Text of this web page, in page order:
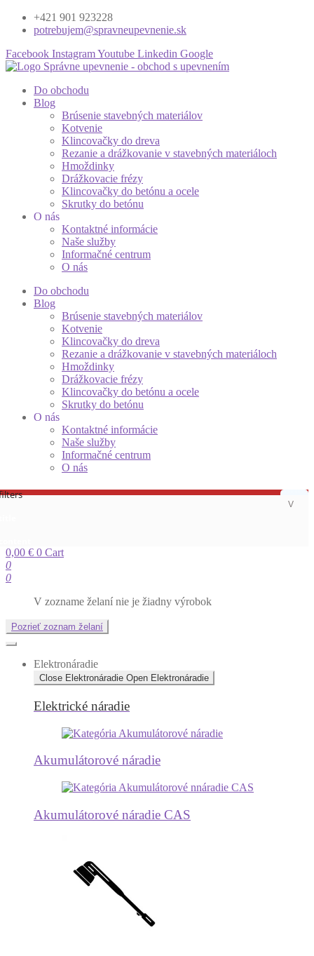
+421 901 923228
potrebujem@spravneupevnenie.sk
Facebook InstagramYoutube Linkedin Google
Do obchodu
Blog
Brúsenie stavebných materiálov
Kotvenie
Klincovačky do dreva
Rezanie a drážkovanie v stavebných materiáloch
Hmoždinky
Drážkovacie frézy
Klincovačky do betónu a ocele
Skrutky do betónu
O nás
Kontaktné informácie
Naše služby
Informačné centrum
O nás
Do obchodu
Blog
Brúsenie stavebných materiálov
Kotvenie
Klincovačky do dreva
Rezanie a drážkovanie v stavebných materiáloch
Hmoždinky
Drážkovacie frézy
Klincovačky do betónu a ocele
Skrutky do betónu
O nás
Kontaktné informácie
Naše služby
Informačné centrum
O nás
0,00 € 0 Cart
0
0
V zozname želaní nie je žiadny výrobok
Pozrieť zoznam želaní
Elektronáradie
Close Elektronáradie Open Elektronáradie
Elektrické náradie
Akumulátorové náradie
Akumulátorové náradie CAS